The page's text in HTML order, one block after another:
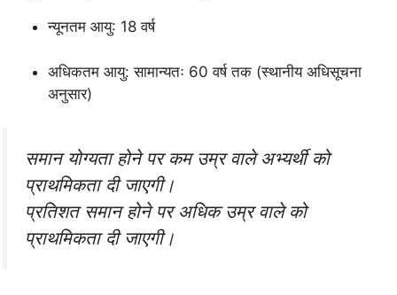
न्यूनतम आयु: 18 वर्ष
अधिकतम आयु: सामान्यतः 60 वर्ष तक (स्थानीय अधिसूचना
अनुसार)
समान योग्यता होने पर कम उम्र वाले अभ्यर्थी को
प्राथमिकता दी जाएगी।
प्रतिशत समान होने पर अधिक उम्र वाले को
प्राथमिकता दी जाएगी।